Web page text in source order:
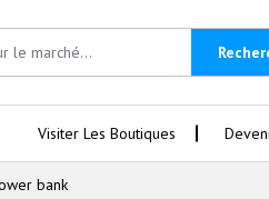
Visiter Les Boutiques
bank